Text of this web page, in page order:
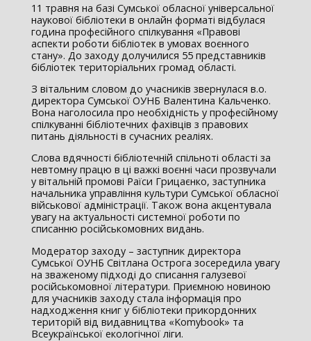
11 травня на базі Сумської обласної універсальної
наукової бібліотеки в онлайн форматі відбулася
година професійного спілкування «Правові
аспекти роботи бібліотек в умовах воєнного
стану». До заходу долучилися 55 представників
бібліотек територіальних громад області.
З вітальним словом до учасників звернулася в.о.
директора Сумської ОУНБ Валентина Кальченко.
Вона наголосила про необхідність у професійному
спілкуванні бібліотечних фахівців з правових
питань діяльності в сучасних реаліях.
Слова вдячності бібліотечній спільноті області за
невтомну працю в ці важкі воєнні часи прозвучали
у вітальній промові Раїси Грицаєнко, заступника
начальника управління культури Сумської обласної
військової адміністрації. Також вона акцентувала
увагу на актуальності системної роботи по
списанню російськомовних видань.
Модератор заходу – заступник директора
Сумської ОУНБ Світлана Острога зосередила увагу
на зваженому підході до списання галузевої
російськомовної літератури. Приємною новиною
для учасників заходу стала інформація про
надходження книг у бібліотеки прикордонних
територій від видавництва «Komybook» та
Всеукраїнської екологічної ліги.